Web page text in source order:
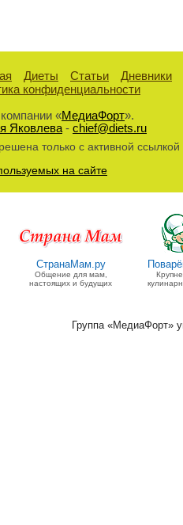
Диеты Статьи
Дневники
конфиденциальности
«МедиаФорт».
Яковлева- chief@diets.ru
только с активной ссылкой
на сайте
СтранаМам.ру
Общение для мам,
настоящих и будущих
Группа «МедиаФорт»